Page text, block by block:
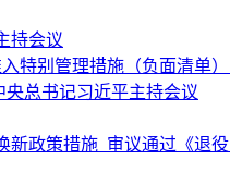
持会议
特别管理措施（负面清单
总书记习近平主持会议
政策措施 审议通过《退役